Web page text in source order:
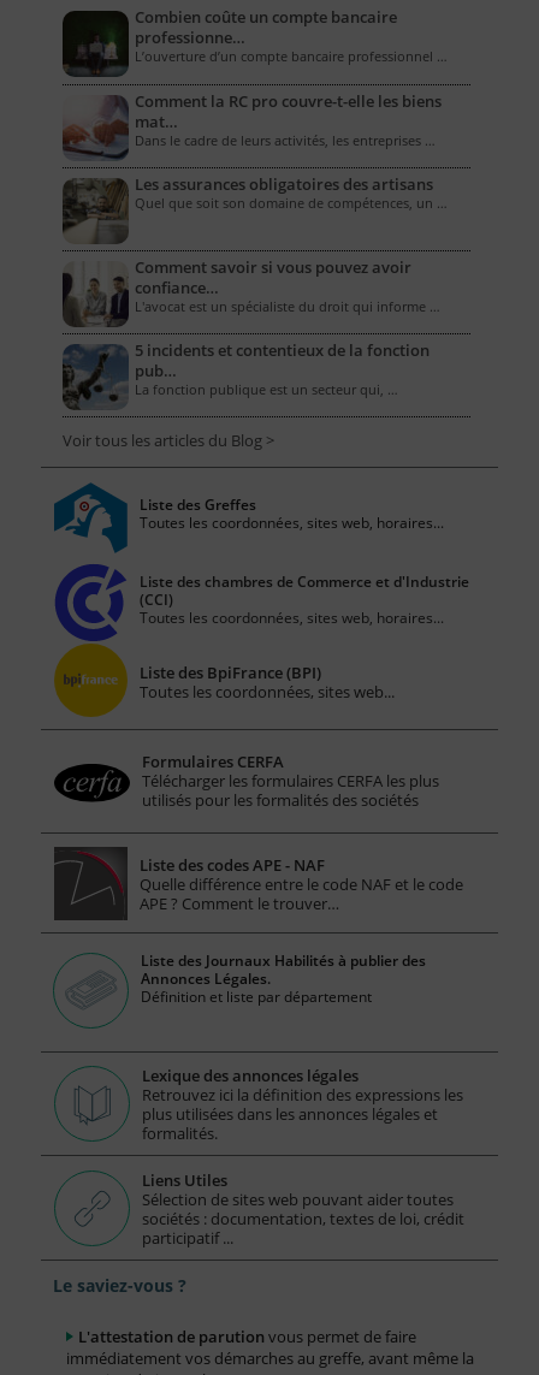
Combien coûte un compte bancaire
professionne…
L’ouverture d’un compte bancaire professionnel …
Comment la RC pro couvre-t-elle les biens
mat…
Dans le cadre de leurs activités, les entreprises …
Les assurances obligatoires des artisans
Quel que soit son domaine de compétences, un …
Comment savoir si vous pouvez avoir
confiance…
L'avocat est un spécialiste du droit qui informe …
5 incidents et contentieux de la fonction
pub…
La fonction publique est un secteur qui, …
Voir tous les articles du Blog >
Liste des Greffes
Toutes les coordonnées, sites web, horaires...
Liste des chambres de Commerce et d'Industrie
(CCI)
Toutes les coordonnées, sites web, horaires...
Liste des BpiFrance (BPI)
Toutes les coordonnées, sites web...
Formulaires CERFA
Télécharger les formulaires CERFA les plus
utilisés pour les formalités des sociétés
Liste des codes APE - NAF
Quelle différence entre le code NAF et le code
APE ? Comment le trouver…
Liste des Journaux Habilités à publier des
Annonces Légales.
Définition et liste par département
Lexique des annonces légales
Retrouvez ici la définition des expressions les
plus utilisées dans les annonces légales et
formalités.
Liens Utiles
Sélection de sites web pouvant aider toutes
sociétés : documentation, textes de loi, crédit
participatif ...
Le saviez-vous ?
L'attestation de parution vous permet de faire
immédiatement vos démarches au greffe, avant même la